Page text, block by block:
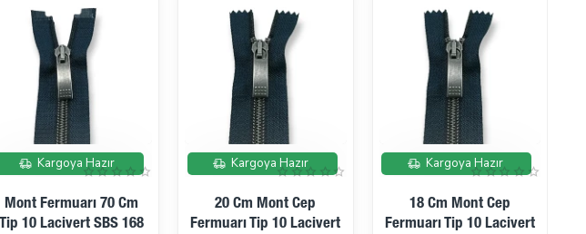
İndirimde
Kargoya Hazır
Mont Fermuarı 70 Cm
Tip 10 Lacivert SBS 168
İndirimde
Kargoya Hazır
20 Cm Mont Cep
Fermuarı Tip 10 Lacivert
İndirimde
Kargoya Hazır
18 Cm Mont Cep
Fermuarı Tip 10 Lacivert